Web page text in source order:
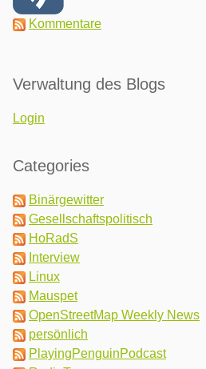
Kommentare
Verwaltung des Blogs
Login
Categories
Binärgewitter
Gesellschaftspolitisch
HoRadS
Interview
Linux
Mauspet
OpenStreetMap Weekly News
persönlich
PlayingPenguinPodcast